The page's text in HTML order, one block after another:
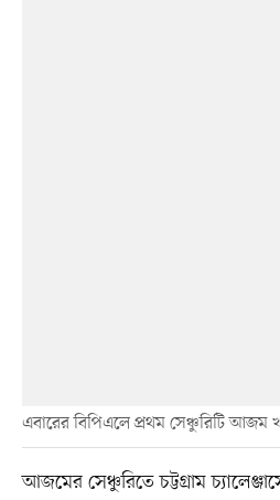
এবারের বিপিএলে প্রথম সেঞ্চুরিটি আজম
আজমের সেঞ্চুরিতে চট্টগ্রাম